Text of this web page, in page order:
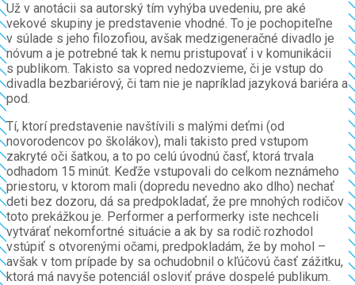
Už v anotácii sa autorský tím vyhýba uvedeniu, pre aké
vekové skupiny je predstavenie vhodné. To je pochopiteľne
v súlade s jeho filozofiou, avšak medzigeneračné divadlo je
nóvum a je potrebné tak k nemu pristupovať i v komunikácii
s publikom. Takisto sa vopred nedozvieme, či je vstup do
divadla bezbariérový, či tam nie je napríklad jazyková bariéra a
pod.
Tí, ktorí predstavenie navštívili s malými deťmi (od
novorodencov po školákov), mali takisto pred vstupom
zakryté oči šatkou, a to po celú úvodnú časť, ktorá trvala
odhadom 15 minút. Keďže vstupovali do celkom neznámeho
priestoru, v ktorom mali (dopredu nevedno ako dlho) nechať
deti bez dozoru, dá sa predpokladať, že pre mnohých rodičov
toto prekážkou je. Performer a performerky iste nechceli
vytvárať nekomfortné situácie a ak by sa rodič rozhodol
vstúpiť s otvorenými očami, predpokladám, že by mohol –
avšak v tom prípade by sa ochudobnil o kľúčovú časť zážitku,
ktorá má navyše potenciál osloviť práve dospelé publikum.